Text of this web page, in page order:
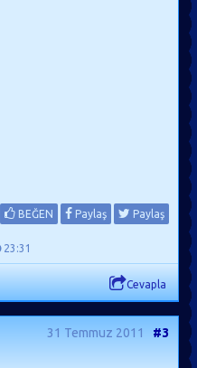
BEĞEN Paylaş Paylaş
23:31
Cevapla
31 Temmuz 2011 #3